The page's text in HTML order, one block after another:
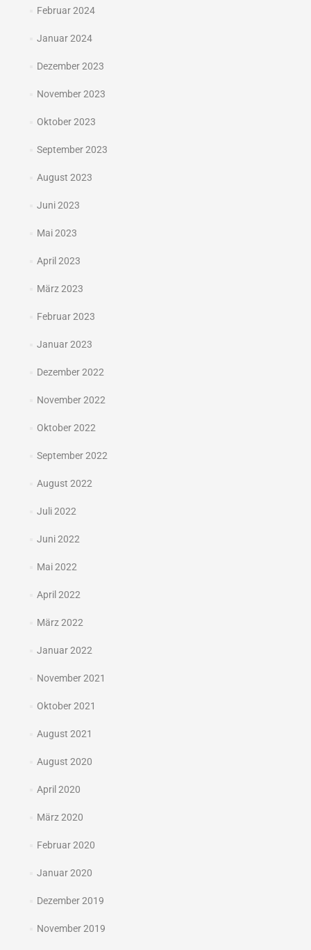
Februar 2024
Januar 2024
Dezember 2023
November 2023
Oktober 2023
September 2023
August 2023
Juni 2023
Mai 2023
April 2023
März 2023
Februar 2023
Januar 2023
Dezember 2022
November 2022
Oktober 2022
September 2022
August 2022
Juli 2022
Juni 2022
Mai 2022
April 2022
März 2022
Januar 2022
November 2021
Oktober 2021
August 2021
August 2020
April 2020
März 2020
Februar 2020
Januar 2020
Dezember 2019
November 2019